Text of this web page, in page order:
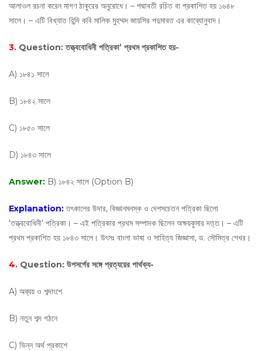
আলাওল রচনা করেন মাগণ ঠাকুরের অনুরোধে। – পদ্মাবতী রচিত বা প্রকাশিত হয় ১৬৪৮
সালে। – এটি বিখ্যাত হিন্দি কবি মালিক মুহম্মদ জায়সির পদুমাবত এর কাব্যোনুবাদ।
3. Question:তত্ত্ববোধিনী পত্রিকা’ প্রথম প্রকাশিত হয়-
A) ১৮৪১ সালে
B) ১৮৪২ সালে
C) ১৮৫০ সালে
D) ১৮৪৩ সালে
Answer: B) ১৮৪২ সালে (Option B)
Explanation:তৎকালের উদার, বিজ্ঞানমনস্ক ও দেশসচেতন পত্রিকা ছিলো
‘তত্ত্ববোধিনী’ পত্রিকা। – এই পত্রিকার প্রথম সম্পাদক ছিলেন অক্ষয়কুমার দত্ত। – এটি
প্রথম প্রকাশিত হয় ১৮৪৩ সালে। উৎসঃ বাংলা ভাষা ও সাহিত্য জিজ্ঞাসা, ড. সৌমিত্র শেখর।
4. Question: উপসর্গের সঙ্গে প্রত্যয়ের পার্থক্য-
A) অব্যয় ও শব্দাংশে
B) নতুন শব্দ গঠনে
C) ভিন্ন অর্থ প্রকাশে